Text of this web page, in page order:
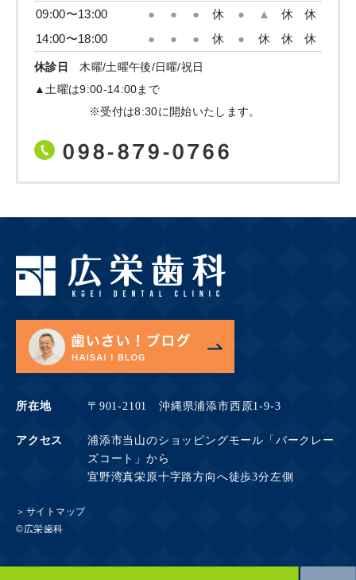
09:00〜13:00
● ● ● 休 ● ▲ 休
休
14:00〜18:00
● ● ● 休 ● 休 休 休
休診日
木曜/土曜午後/日曜/祝日
▲土曜は9:00-14:00まで
※受付は8:30に開始いたします。
098-879-0766
所在地 〒901-2101 沖縄県浦添市西原1-9-3
アクセス
浦添市当山のショッピングモール「バークレー
ズコート」から
宜野湾真栄原十字路方向へ徒歩3分左側
＞サイトマップ
©広栄歯科